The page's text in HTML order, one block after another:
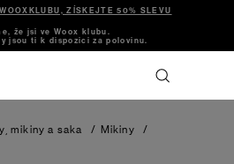
ZÍSKEJTE 50% SLEVU
že jsi ve Woox klubu.
jsou ti k dispozici za polovinu.
mikiny a saka / Mikiny
/